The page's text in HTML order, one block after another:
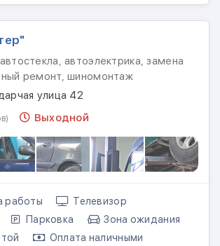
автоэлектрика, замена
ремонт, шиномонтаж
улица 42
Выходной
работы
Телевизор
Парковка
Зона ожидания
Оплата наличными